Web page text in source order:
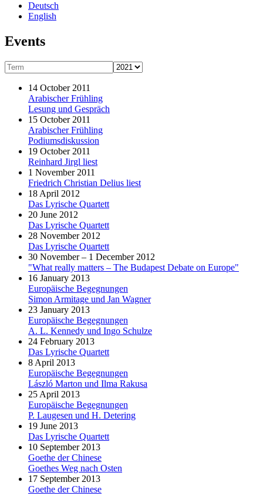
Deutsch
English
Events
14 October 2011
Arabischer Frühling
Lesung und Gespräch
15 October 2011
Arabischer Frühling
Podiumsdiskussion
19 October 2011
Reinhard Jirgl liest
1 November 2011
Friedrich Christian Delius liest
18 April 2012
Das Lyrische Quartett
20 June 2012
Das Lyrische Quartett
28 November 2012
Das Lyrische Quartett
30 November – 1 December 2012
"What really matters – The Budapest Debate on Europe"
16 January 2013
Europäische Begegnungen
Simon Armitage und Jan Wagner
23 January 2013
Europäische Begegnungen
A. L. Kennedy und Ingo Schulze
24 February 2013
Das Lyrische Quartett
8 April 2013
Europäische Begegnungen
László Marton und Ilma Rakusa
25 April 2013
Europäische Begegnungen
P. Laugesen und H. Detering
19 June 2013
Das Lyrische Quartett
10 September 2013
Goethe der Chinese
Goethes Weg nach Osten
17 September 2013
Goethe der Chinese